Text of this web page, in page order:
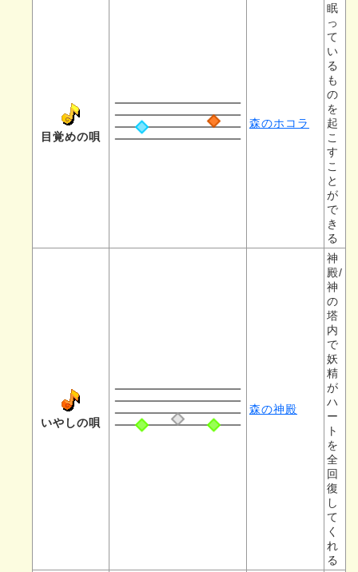
目覚めの唄
森のホコラ
眠
っ
て
い
る
も
の
を
起
こ
す
こ
と
が
で
き
る
いやしの唄
森の神殿
神
殿/
神
の
塔
内
で
妖
精
が
ハ
ー
ト
を
全
回
復
し
て
く
れ
る